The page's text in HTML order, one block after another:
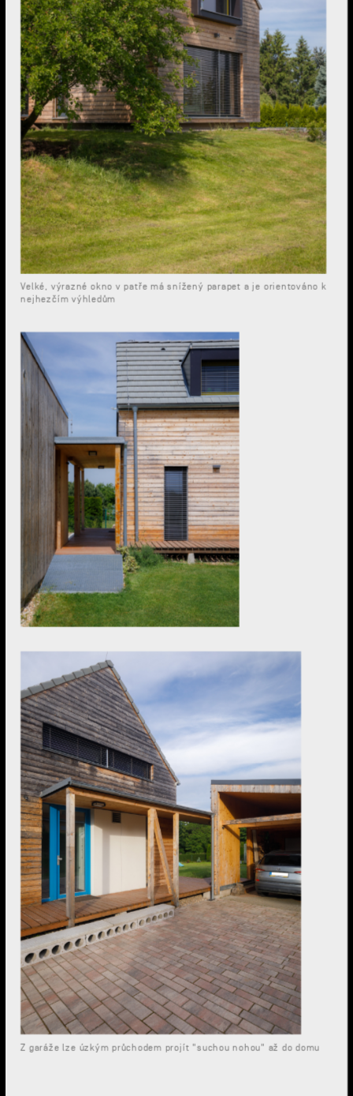
Velké, výrazné okno v patře má snížený parapet a je orientováno k
nejhezčím výhledům
Z garáže lze úzkým průchodem projít "suchou nohou" až do domu